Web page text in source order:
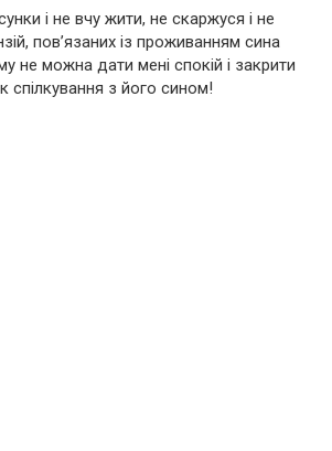
і не вчу жити, не скаржуся і не
пов’язаних із проживанням сина
не можна дати мені спокій і закрити
спілкування з його сином!